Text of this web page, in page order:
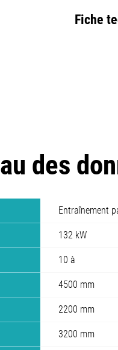
Fiche
des
Entraînement
132 kW
10 à
4500 mm
2200 mm
3200 mm